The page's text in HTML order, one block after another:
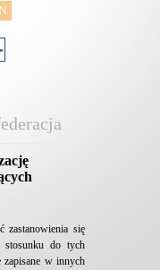
zastanowienia się
stosunku do tych
zapisane w innych